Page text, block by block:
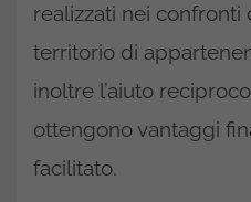
realizzati nei
territorio di
inoltre l’aiuto
ottengono vantaggi
facilitato.